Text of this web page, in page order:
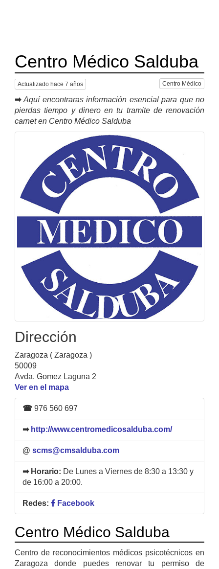
Centro Médico Salduba
Actualizado hace 7 años Centro Médico
➡ Aquí encontraras información esencial para que no
pierdas tiempo y dinero en tu tramite de renovación
carnet en Centro Médico Salduba
Dirección
Zaragoza ( Zaragoza )
50009
Avda. Gomez Laguna 2
Ver en el mapa
☎ 976 560 697
➡ http://www.centromedicosalduba.com/
@ scms@cmsalduba.com
➡ Horario: De Lunes a Viernes de 8:30 a 13:30 y
de 16:00 a 20:00.
Redes: Facebook
Centro Médico Salduba
Centro de reconocimientos médicos psicotécnicos en
Zaragoza donde puedes renovar tu permiso de